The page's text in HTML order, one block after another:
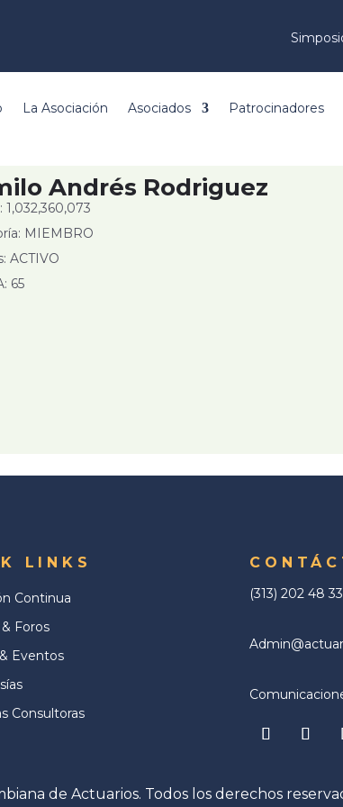
La Asociación Asociados Patrocinadores
Andrés Rodriguez
1,032,360,073
MIEMBRO
ACTIVO
65
LINKS
Continua
Foros
Eventos
Consultoras
(313) 202 48 33
de Actuarios. Todos los derechos